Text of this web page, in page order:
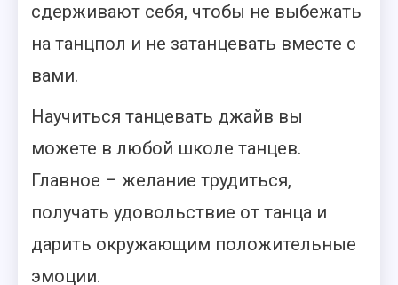
сдерживают себя, чтобы не выбежать
на танцпол и не затанцевать вместе с
вами.
Научиться танцевать джайв вы
можете в любой школе танцев.
Главное – желание трудиться,
получать удовольствие от танца и
дарить окружающим положительные
эмоции.